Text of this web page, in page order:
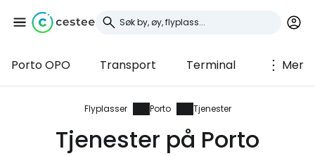
Porto OPO Transport Terminal Mer
Flyplasser Porto Tjenester
Tjenester på Porto
Logg inn på Cestee
... det verdensomspennende
reisefellesskapet